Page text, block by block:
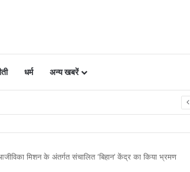
धर्म अन्य खबरें
है एकदम अलग
आजीविका मिशन के अंतर्गत संचालित ‘बिहान’ केंद्र का किया भ्रमण